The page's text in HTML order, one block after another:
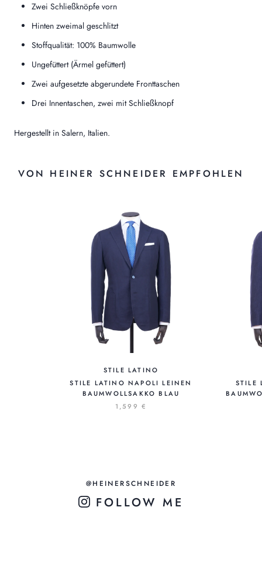
Zwei Schließknöpfe vorn
Hinten zweimal geschlitzt
Stoffqualität: 100% Baumwolle
Ungefüttert (Ärmel gefüttert)
Zwei aufgesetzte abgerundete Fronttaschen
Drei Innentaschen, zwei mit Schließknopf
Hergestellt in Salern, Italien.
VON HEINER SCHNEIDER EMPFOHLEN
STILE LATINO
STILE LATINO NAPOLI LEINEN
BAUMWOLLSAKKO BLAU
1,599 €
STILE
@HEINERSCHNEIDER
FOLLOW ME